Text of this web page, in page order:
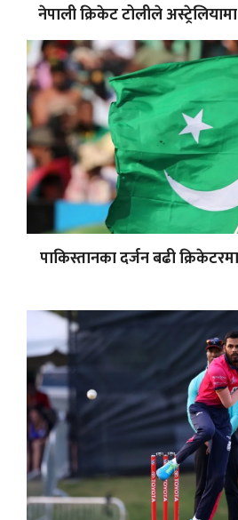
नेपाली क्रिकेट टोलीले
पाकिस्तानका दर्जन बढी